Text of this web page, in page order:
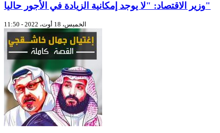
وزير الاقتصاد: "لا يوجد إمكانية الزيادة في الأجور حاليا"
الخميس، 18 أوت، 2022 - 11:50